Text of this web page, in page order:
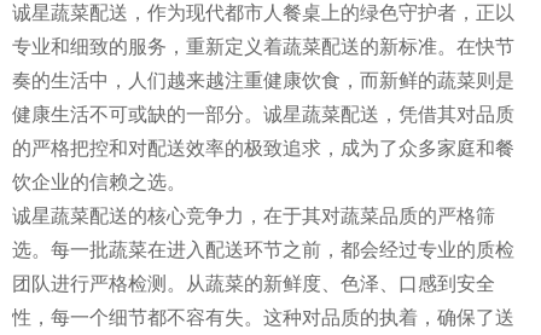
诚星蔬菜配送，作为现代都市人餐桌上的绿色守护者，正以
专业和细致的服务，重新定义着蔬菜配送的新标准。在快节
奏的生活中，人们越来越注重健康饮食，而新鲜的蔬菜则是
健康生活不可或缺的一部分。诚星蔬菜配送，凭借其对品质
的严格把控和对配送效率的极致追求，成为了众多家庭和餐
饮企业的信赖之选。
诚星蔬菜配送的核心竞争力，在于其对蔬菜品质的严格筛
选。每一批蔬菜在进入配送环节之前，都会经过专业的质检
团队进行严格检测。从蔬菜的新鲜度、色泽、口感到安全
性，每一个细节都不容有失。这种对品质的执着，确保了送